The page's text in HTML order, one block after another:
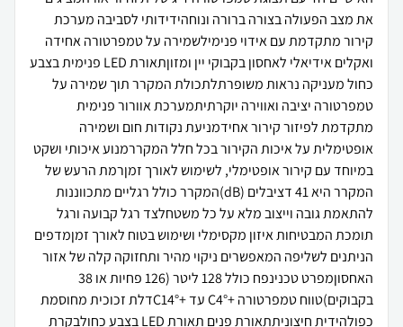
את מצב הפעולה בצורה ברורה ונוחהידידותי לסביבה מערכת
קירור מתקדמת עם אידוי פנימילשמירה על טמפרטורה אחידה
ואקלים אידיאלי לאחסון בקבוקי יין ומזוןתאורת LED פנימית בצבע
כחול מעניקה נראות משופרתלתכולת המקרר תוך שמירה על
טמפרטורה יציבה ואווירה יוקרתיתמערכת אוורור פנימית
מתקדמת לפיזור קירור אחידמניעת נקודות חום ושמירה
אופטימלית על איכות הקירור בכל חלל המקררמנוע איכותי ושקט
במיוחד עם קירור אופטימלי, לשימוש לאורך זמןרמת הרעש של
המקרר היא 41 דציבלים (dB)המקרר כולל רגליים מתכווננות
להתאמת גובה וייצוב מלא על כל משטחלצד רגל קבועה ורגל
תומכת המבטיחות איזון מקסימלי ושימוש בטוח לאורך זמןמדפים
הניתנים לשליפה המאפשרים ניקוי מהיר ותחזוקה קלה של אזור
האחסוןמפרט טכנינפח כולל 128 ליטר (126 פחיות או 38
בקבוקים)טווח טמפרטורה +C4° עד +C14°דלת זכוכית מחוסמת
כפולהידית חיצוניתתאורת פנים תאורת LED בצבע כחולבקרת